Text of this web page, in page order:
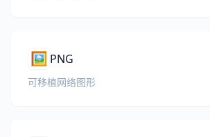
🖼️ PNG
可移植网络图形